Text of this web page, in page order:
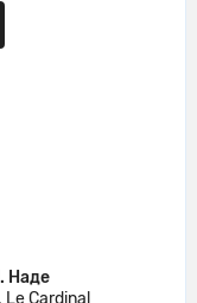
отбор и
своей
выбив
давление,
Наде
Le Cardinal